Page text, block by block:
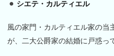
シエテ・カルティエル
風の家門・カルティエル家の当
が、二大公爵家の結婚に戸惑っ